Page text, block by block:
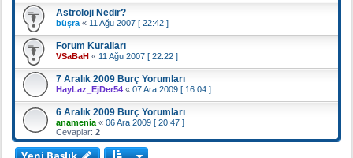
Astroloji Nedir?
büşra « 11 Ağu 2007 [ 22:42 ]
Forum Kuralları
VSaBaH « 11 Ağu 2007 [ 22:22 ]
7 Aralık 2009 Burç Yorumları
HayLaz_EjDer54 « 07 Ara 2009 [ 16:04 ]
6 Aralık 2009 Burç Yorumları
anamenia « 06 Ara 2009 [ 20:47 ]
Cevaplar: 2